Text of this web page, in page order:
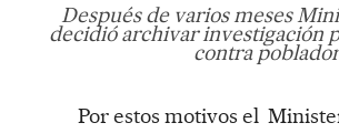
Después de varios meses
decidió archivar investigación
contra
Por estos motivos el